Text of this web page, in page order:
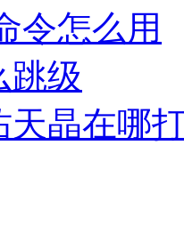
令怎么用
跳级
天晶在哪